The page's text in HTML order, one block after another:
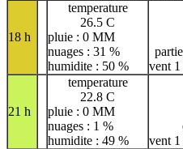
18 h
temperature
26.5 C
pluie : 0 MM
nuages : 31 %
humidite : 50 %
vent
21 h
temperature
22.8 C
pluie : 0 MM
nuages : 1 %
humidite : 49 %
vent